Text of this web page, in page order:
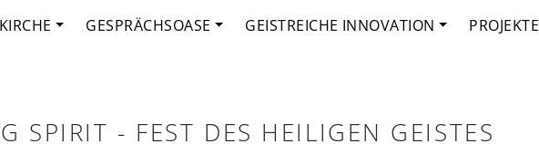
GESPRÄCHSOASE GEISTREICHE INNOVATION PROJEKTE
SPIRIT - FEST DES HEILIGEN GEISTES